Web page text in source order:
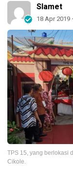
Slamet
18 Apr 2019
TPS 15, yang berlokasi
Cikole.